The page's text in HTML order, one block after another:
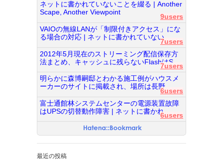
ネットに書かれていないことを綴る | Another
Scape, Another Viewpoint
9users
VAIOの無線LANが「制限付きアクセス」にな
る場合の対応 | ネットに書かれていない...
7users
2012年5月現在のストリーミング配信保存方
法まとめ、キャッシュに残らないFlashはS...
7users
明らかに森博嗣邸とわかる施工例がハウスメ
ーカーのサイトに掲載され、場所は長野...
6users
富士通館林システムセンターの電源装置故障
はUPSの切替動作障害 | ネットに書かれ...
6users
最近の投稿